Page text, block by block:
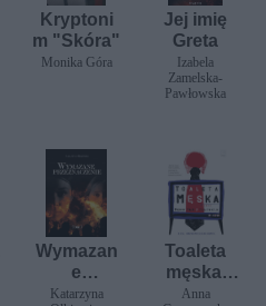
Kryptoni
m "Skóra"
Monika Góra
Jej imię
Greta
Izabela
Zamelska-
Pawłowska
Wymazan
e
przeznacz
Katarzyna
Toaleta
męska,
czyli
Anna